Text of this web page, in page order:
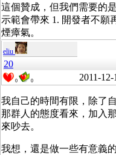
這個贊成，但我們需要的
示範會帶來 1. 開發者不願
煙瘴氣。
eliu
20
0 0 2011-12-
我自己的時間有限，除了
那群人的態度看來，加入
來吵去。
我想，還是做一些有意義